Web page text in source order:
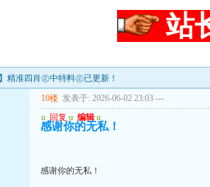
站
精准四肖㊣中特料㊣已更新！
10楼 发表于: 2026-06-02 23:03 ---
u 回复 u 编辑 u
感谢你的无私！
感谢你的无私！